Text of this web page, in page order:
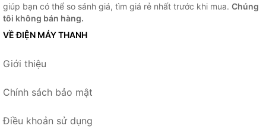
giúp bạn có thể so sánh giá, tìm giá rẻ nhất trước khi mua. Chúng
tôi không bán hàng.
VỀ ĐIỆN MÁY THANH
Giới thiệu
Chính sách bảo mật
Điều khoản sử dụng